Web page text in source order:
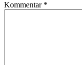
Kommentar *